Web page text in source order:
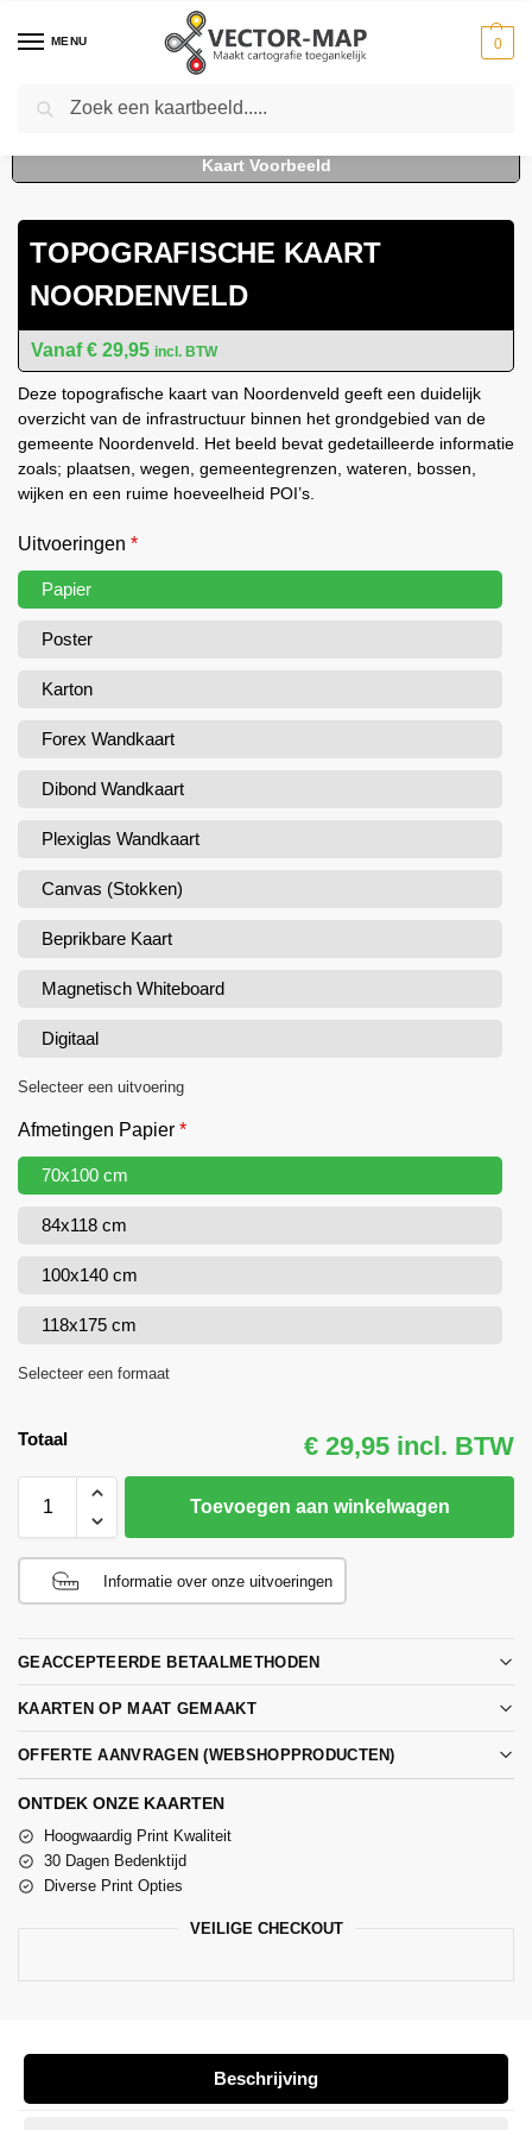
MENU 0
Home Kaarten - Topografische kaarten
TOPOGRAFISCHE KAART
NOORDENVELD
€ 29,95 incl. BTW
Deze topografische kaart van Noordenveld geeft een duidelijk
overzicht van de infrastructuur binnen het grondgebied van de
gemeente Noordenveld. Het beeld bevat gedetailleerde informatie
zoals; plaatsen, wegen, gemeentegrenzen, wateren, bossen,
wijken en een ruime hoeveelheid POI’s.
Uitvoeringen *
Papier
Poster
Karton
Forex Wandkaart
Dibond Wandkaart
Plexiglas Wandkaart
Canvas (Stokken)
Beprikbare Kaart
Magnetisch Whiteboard
Digitaal
Selecteer een uitvoering
Afmetingen Papier *
70x100 cm
84x118 cm
100x140 cm
118x175 cm
Selecteer een formaat
Totaal € 29,95 incl. BTW
Toevoegen aan winkelwagen
Informatie over onze uitvoeringen
GEACCEPTEERDE BETAALMETHODEN
KAARTEN OP MAAT GEMAAKT
OFFERTE AANVRAGEN (WEBSHOPPRODUCTEN)
ONTDEK ONZE KAARTEN
Hoogwaardig Print Kwaliteit
30 Dagen Bedenktijd
Diverse Print Opties
VEILIGE CHECKOUT
Beschrijving